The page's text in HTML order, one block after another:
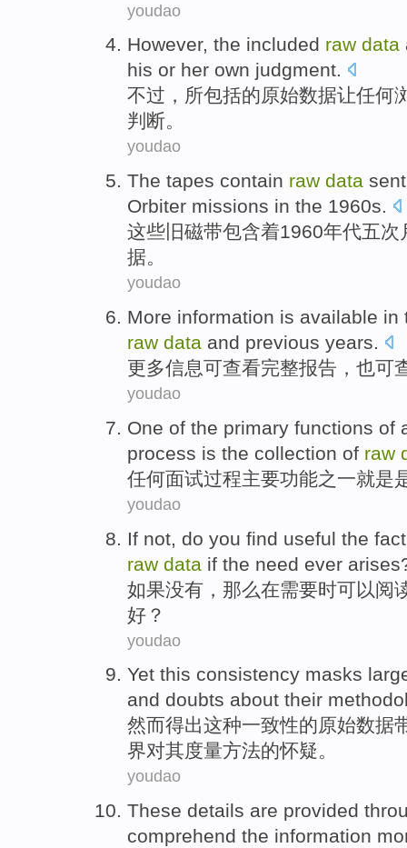
youdao
However, the included raw data
his or her own judgment.
不过 ， 所包括的原始数据让任何
判断。
youdao
The tapes contain raw data
Orbiter missions in the 1960s.
这些 旧磁带包含着1960年代五次
据。
youdao
More information is available in
raw data and previous years.
更多信息可查看完整报告 ， 也可
youdao
One of the primary functions of
process is the collection of raw
任何面试过程主要功能之一就是
youdao
If not , do you find useful the
raw data if the need ever
如果没有 ，那么在需要时可以阅
好？
youdao
Yet this consistency masks
and doubts about their
然而得出这种一致性的原始数据
界对其度量方法的怀疑。
youdao
These details are provided
comprehend the information